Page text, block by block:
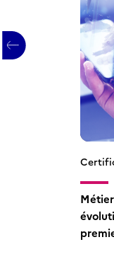
Certification
Métiers
évolution : les
compétences
Certification
Mme Françoise
Présidente de
de la certification
professionnelle